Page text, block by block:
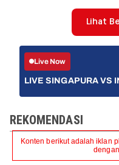
Lihat
Live Now
LIVE SINGAPURA VS